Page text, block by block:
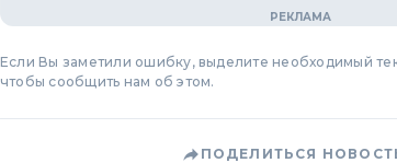
Если Вы заметили ошибку, выделите необходимый
чтобы сообщить нам об этом.
ПОДЕЛИТЬСЯ